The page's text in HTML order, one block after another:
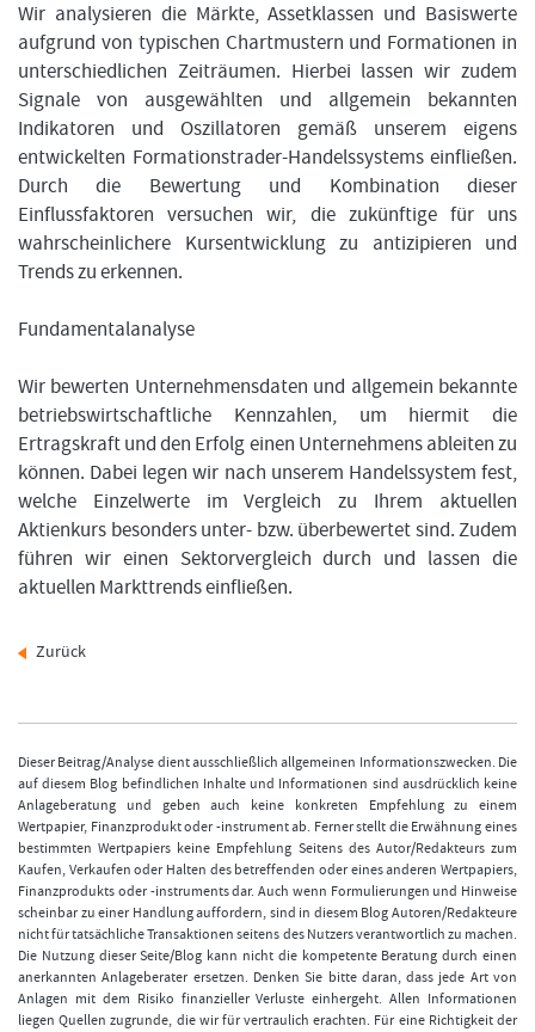
Wir analysieren die Märkte, Assetklassen und Basiswerte
aufgrund von typischen Chartmustern und Formationen in
unterschiedlichen Zeiträumen. Hierbei lassen wir zudem
Signale von ausgewählten und allgemein bekannten
Indikatoren und Oszillatoren gemäß unserem eigens
entwickelten Formationstrader-Handelssystems einfließen.
Durch die Bewertung und Kombination dieser
Einflussfaktoren versuchen wir, die zukünftige für uns
wahrscheinlichere Kursentwicklung zu antizipieren und
Trends zu erkennen.
Fundamentalanalyse
Wir bewerten Unternehmensdaten und allgemein bekannte
betriebswirtschaftliche Kennzahlen, um hiermit die
Ertragskraft und den Erfolg einen Unternehmens ableiten zu
können. Dabei legen wir nach unserem Handelssystem fest,
welche Einzelwerte im Vergleich zu Ihrem aktuellen
Aktienkurs besonders unter- bzw. überbewertet sind. Zudem
führen wir einen Sektorvergleich durch und lassen die
aktuellen Markttrends einfließen.
Zurück
Dieser Beitrag/Analyse dient ausschließlich allgemeinen Informationszwecken. Die
auf diesem Blog befindlichen Inhalte und Informationen sind ausdrücklich keine
Anlageberatung und geben auch keine konkreten Empfehlung zu einem
Wertpapier, Finanzprodukt oder -instrument ab. Ferner stellt die Erwähnung eines
bestimmten Wertpapiers keine Empfehlung Seitens des Autor/Redakteurs zum
Kaufen, Verkaufen oder Halten des betreffenden oder eines anderen Wertpapiers,
Finanzprodukts oder -instruments dar. Auch wenn Formulierungen und Hinweise
scheinbar zu einer Handlung auffordern, sind in diesem Blog Autoren/Redakteure
nicht für tatsächliche Transaktionen seitens des Nutzers verantwortlich zu machen.
Die Nutzung dieser Seite/Blog kann nicht die kompetente Beratung durch einen
anerkannten Anlageberater ersetzen. Denken Sie bitte daran, dass jede Art von
Anlagen mit dem Risiko finanzieller Verluste einhergeht. Allen Informationen
liegen Quellen zugrunde, die wir für vertraulich erachten. Für eine Richtigkeit der